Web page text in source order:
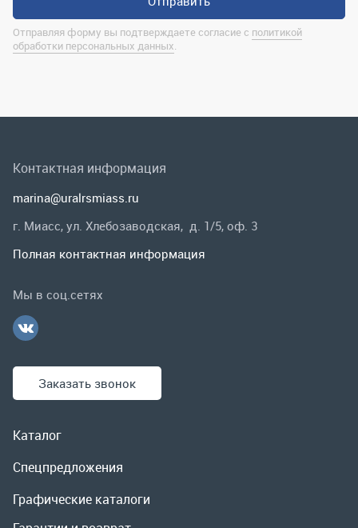
Спецпредложения
Гарантии и возврат
Контактная информация
marina@uralrsmiass.ru
Заказать звонок